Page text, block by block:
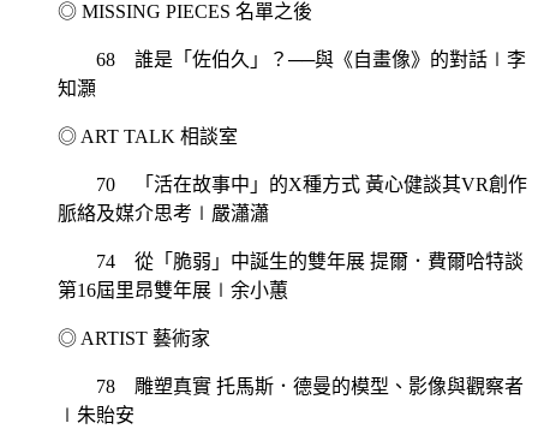
◎ MISSING PIECES 名單之後
68 誰是「佐伯久」？──與《自畫像》的對話∣李
知灝
◎ ART TALK 相談室
70 「活在故事中」的X種方式 黃心健談其VR創作
脈絡及媒介思考∣嚴瀟瀟
74 從「脆弱」中誕生的雙年展 提爾．費爾哈特談
第16屆里昂雙年展∣余小蕙
◎ ARTIST 藝術家
78 雕塑真實 托馬斯．德曼的模型、影像與觀察者
∣朱貽安